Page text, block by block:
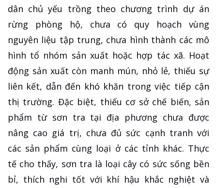
dân chủ yếu trồng theo chương trình dự án
rừng phòng hộ, chưa có quy hoạch vùng
nguyên liệu tập trung, chưa hình thành các mô
hình tổ nhóm sản xuất hoặc hợp tác xã. Hoạt
động sản xuất còn manh mún, nhỏ lẻ, thiếu sự
liên kết, dẫn đến khó khăn trong việc tiếp cận
thị trường. Đặc biệt, thiếu cơ sở chế biến, sản
phẩm từ sơn tra tại địa phương chưa được
nâng cao giá trị, chưa đủ sức cạnh tranh với
các sản phẩm cùng loại ở các tỉnh khác. Thực
tế cho thấy, sơn tra là loại cây có sức sống bền
bỉ, thích nghi tốt với khí hậu khắc nghiệt và